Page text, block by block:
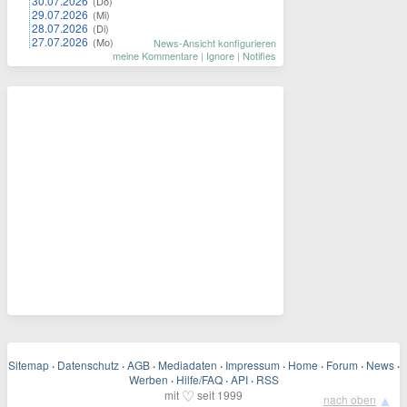
29.07.2026 (Mi)
28.07.2026 (Di)
27.07.2026 (Mo)
News-Ansicht konfigurieren
meine Kommentare | Ignore | Notifies
Sitemap · Datenschutz · AGB · Mediadaten · Impressum · Home · Forum · News ·
Werben · Hilfe/FAQ · API · RSS
mit ♡ seit 1999 nach oben ▲